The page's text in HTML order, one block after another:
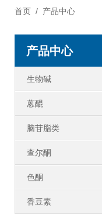
首页/ 产品中心
产品中心
生物碱
蒽醌
脑苷脂类
查尔酮
色酮
香豆素